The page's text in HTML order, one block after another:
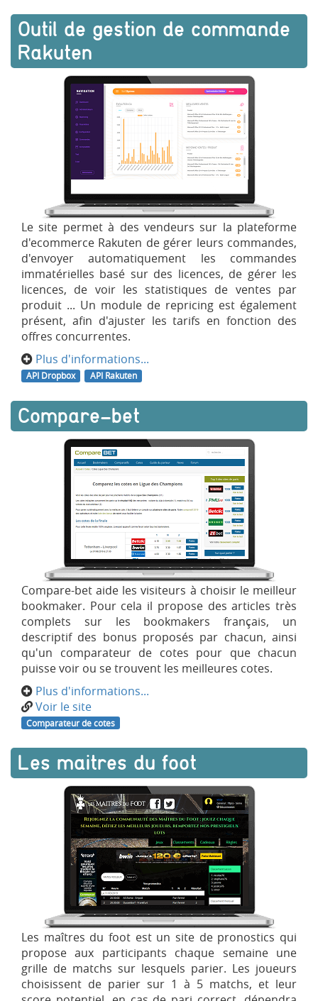
Outil de gestion de commande
Rakuten
Le site permet à des vendeurs sur la plateforme
d'ecommerce Rakuten de gérer leurs commandes,
d'envoyer automatiquement les commandes
immatérielles basé sur des licences, de gérer les
licences, de voir les statistiques de ventes par
produit ... Un module de repricing est également
présent, afin d'ajuster les tarifs en fonction des
offres concurrentes.
Plus d'informations...
API Dropbox API Rakuten
Compare-bet
Compare-bet aide les visiteurs à choisir le meilleur
bookmaker. Pour cela il propose des articles très
complets sur les bookmakers français, un
descriptif des bonus proposés par chacun, ainsi
qu'un comparateur de cotes pour que chacun
puisse voir ou se trouvent les meilleures cotes.
Plus d'informations...
Voir le site
Comparateur de cotes
Les maitres du foot
Les maîtres du foot est un site de pronostics qui
propose aux participants chaque semaine une
grille de matchs sur lesquels parier. Les joueurs
choisissent de parier sur 1 à 5 matchs, et leur